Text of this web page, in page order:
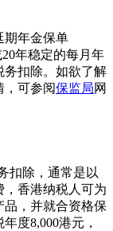
期年金保单
年稳定的每月年
务扣除。如欲了解
可参阅保监局网
扣除，通常是以
，香港纳税人可为
品，并就合资格保
度8,000港元，